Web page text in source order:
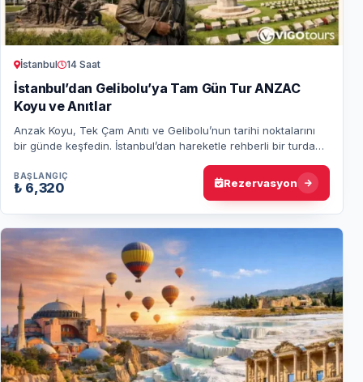
İstanbul 14 Saat
İstanbul’dan Gelibolu’ya Tam Gün Tur ANZAC
Koyu ve Anıtlar
Anzak Koyu, Tek Çam Anıtı ve Gelibolu’nun tarihi noktalarını
bir günde keşfedin. İstanbul’dan hareketle rehberli bir turda
BAŞLANGIÇ
₺ 6,320 Rezervasyon